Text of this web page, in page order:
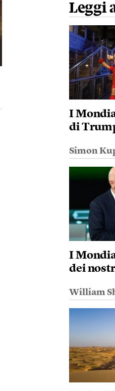
Leggi
I
di
Simon
I
dei
William